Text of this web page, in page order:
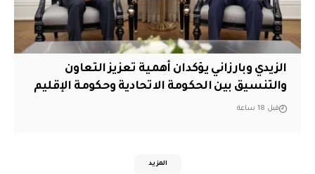
الزيدي وبارزاني يؤكدان أهمية تعزيز التعاون
والتنسيق بين الحكومة الاتحادية وحكومة الإقليم
قبل 18 ساعة
المزيد